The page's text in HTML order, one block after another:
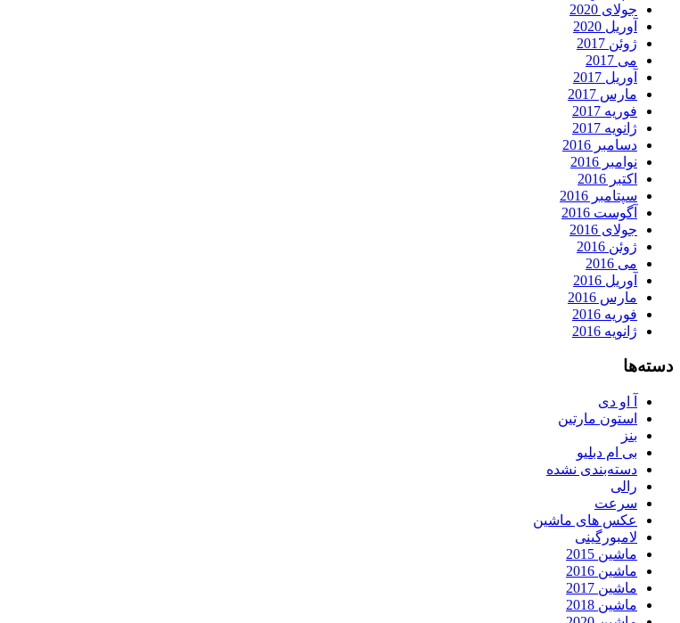
جولای 2020
آوریل 2020
ژوئن 2017
می 2017
آوریل 2017
مارس 2017
فوریه 2017
ژانویه 2017
دسامبر 2016
نوامبر 2016
اکتبر 2016
سپتامبر 2016
آگوست 2016
جولای 2016
ژوئن 2016
می 2016
آوریل 2016
مارس 2016
فوریه 2016
ژانویه 2016
دسته‌ها
آ او دی
استون مارتین
بنز
بی ام دبلیو
دسته‌بندی نشده
رالی
سرعت
عکس های ماشین
لامبورگینی
ماشین 2015
ماشین 2016
ماشین 2017
ماشین 2018